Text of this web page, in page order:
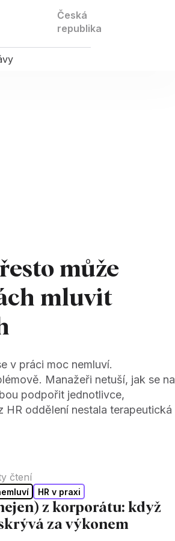
Česká
republika
může
mluvit
v práci moc nemluví.
Manažeři netuší, jak se na
podpořit jednotlivce,
oddělení nestala terapeutická
čtení
HR v praxi
z korporátu: když
za výkonem